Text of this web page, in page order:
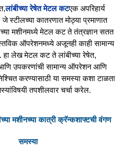
लांबीच्या रेषेत मेटल कटएक अपरिहार्य
कातरणात मोठ्या प्रमाणात
मशीनमध्ये मेटल कट ते तंत्रज्ञान सतत
ऑपरेशनमध्ये अजूनही काही सामान्य
हा लेख मेटल कट ते लांबीच्या रेषेत,
आणि उपकरणांची सामान्य ऑपरेशन आणि
करण्यासाठी या समस्या कशा टाळता
तपशीलवार चर्चा करेल.
मशीनच्या कात्री क्रॅन्कशाफ्टची वंगण
समस्या